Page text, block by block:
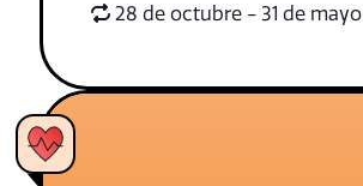
28 de octubre - 31 de mayo